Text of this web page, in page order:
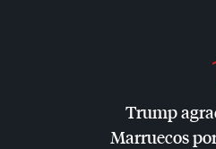
Trump
Marruecos